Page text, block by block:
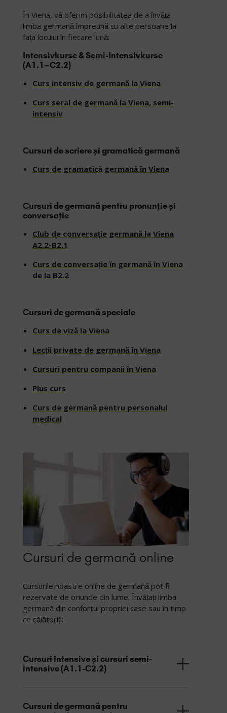
În Viena, vă oferim posibilitatea de a învăța
limba germană împreună cu alte persoane la
fața locului în fiecare lună:
Intensivkurse & Semi-Intensivkurse
(A1.1–C2.2)
Curs intensiv de germană la Viena
Curs seral de germană la Viena, semi-
intensiv
Cursuri de scriere și gramatică germană
Curs de gramatică germană în Viena
Cursuri de germană pentru pronunție și
conversație
Club de conversație germană la Viena
A2.2-B2.1
Curs de conversație în germană în Viena
de la B2.2
Cursuri de germană speciale
Curs de viză la Viena
Lecții private de germană în Viena
Cursuri pentru companii în Viena
Plus curs
Curs de germană pentru personalul
medical
Cursuri de germană online
Cursurile noastre online de germană pot fi
rezervate de oriunde din lume. Învățați limba
germană din confortul propriei case sau în timp
ce călătoriți:
Cursuri intensive și cursuri semi-
intensive (A1.1-C2.2)
Cursuri de germană pentru